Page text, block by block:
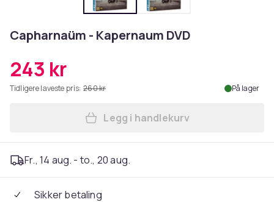
Capharnaüm - Kapernaum DVD
243 kr
Tidligere laveste pris: 260 kr På lager
Legg Capharnaüm -
Legg i handlekurv
Fr., 14 aug. - to., 20 aug.
Sikker betaling